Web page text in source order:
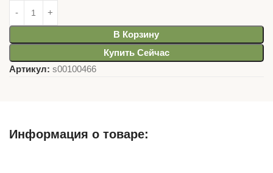
В Корзину
Купить Сейчас
Артикул: s00100466
Информация о товаре: